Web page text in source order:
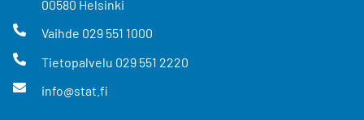
00580 Helsinki
Vaihde 029 551 1000
Tietopalvelu 029 551 2220
info@stat.fi